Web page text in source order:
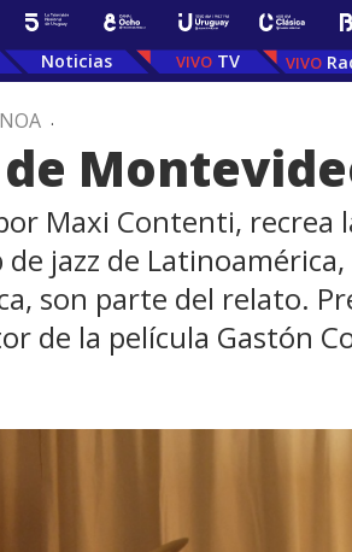
Noticias TV
.
Maxi Contenti, recrea
jazz de
son parte del relato.
de la película Gastón